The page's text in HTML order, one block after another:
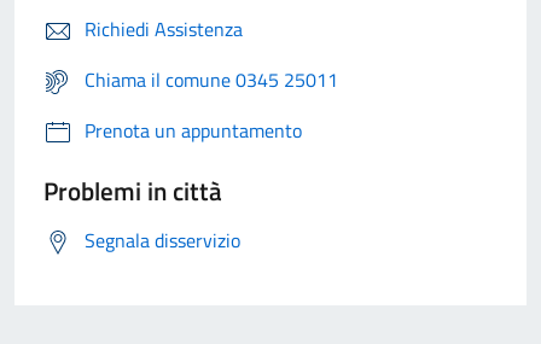
Richiedi Assistenza
Chiama il comune 0345 25011
Prenota un appuntamento
Problemi in città
Segnala disservizio